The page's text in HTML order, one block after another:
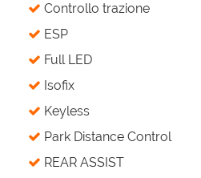
Controllo trazione
ESP
Full LED
Isofix
Keyless
Park Distance Control
REAR ASSIST